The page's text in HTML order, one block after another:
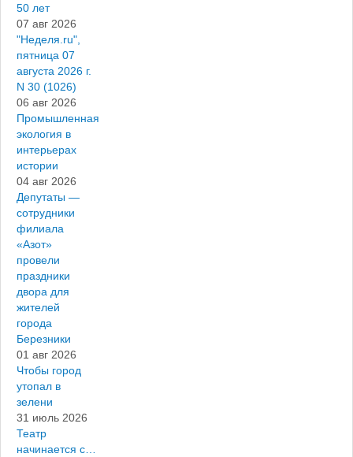
50 лет
07 авг 2026
"Неделя.ru",
пятница 07
августа 2026 г.
N 30 (1026)
06 авг 2026
Промышленная
экология в
интерьерах
истории
04 авг 2026
Депутаты —
сотрудники
филиала
«Азот»
провели
праздники
двора для
жителей
города
Березники
01 авг 2026
Чтобы город
утопал в
зелени
31 июль 2026
Театр
начинается с…